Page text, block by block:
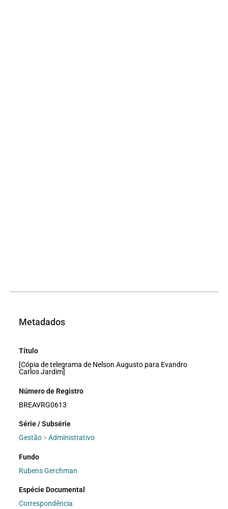
Metadados
Título
[Cópia de telegrama de Nelson Augusto para Evandro
Carlos Jardim]
Número de Registro
BREAVRG0613
Série / Subsérie
Gestão >Administrativo
Fundo
Rubens Gerchman
Espécie Documental
Correspondência